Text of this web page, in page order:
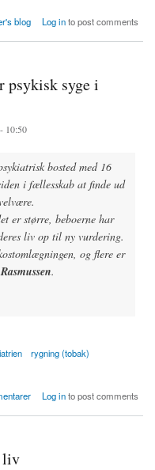
(depression og angst)
blog Log into post comments
psykisk syge i
10:50
bosted med 16
i fællesskab at finde ud
er større, beboerne har
liv op til ny vurdering.
og flere er
.
rygning (tobak)
dagligdagenLog into post comments
liv